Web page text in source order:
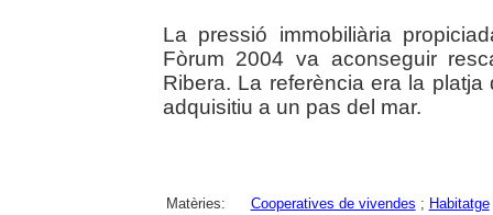
La pressió immobiliària
Fòrum 2004 va aconseguir
Ribera. La referència era la
adquisitiu a un pas del mar.
Matèries: Cooperatives de vivendes ; Habitatge